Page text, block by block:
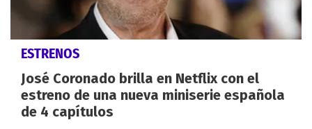
ESTRENOS
José Coronado brilla en Netflix con el
estreno de una nueva miniserie española
de 4 capítulos